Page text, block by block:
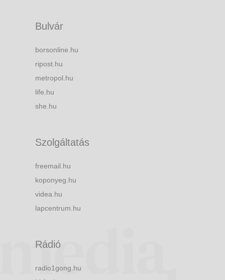
Bulvár
borsonline.hu
ripost.hu
metropol.hu
life.hu
she.hu
Szolgáltatás
freemail.hu
koponyeg.hu
videa.hu
lapcentrum.hu
Rádió
radio1gong.hu